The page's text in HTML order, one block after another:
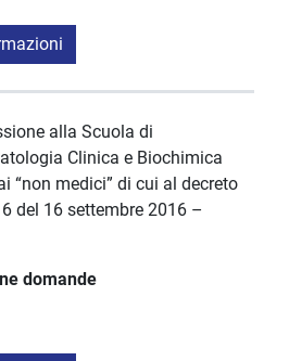
alla Scuola di
Clinica e Biochimica
“non medici” di cui al decreto
del 16 settembre 2016 –
domande